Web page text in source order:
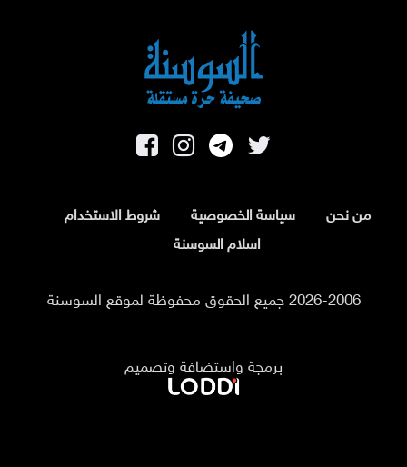
من نحن سياسة الخصوصية
شروط الاستخدام
اسلام السوسنة
2026-2006 جميع الحقوق محفوظة لموقع السوسنة
برمجة واستضافة وتصميم